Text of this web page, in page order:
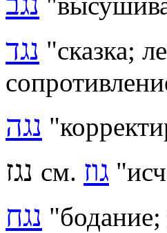
נגד "сказка;
נגה "
см. גוז
נגח "